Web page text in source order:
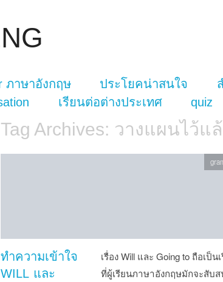
ภาษาอังกฤษ ประโยคน่าสนใจ
เรียนต่อต่างประเทศ quiz
Tag Archives: วางแผนไว้แ
ทำความเข้าใจ
WILL และ
เรื่อง Will และ Going to ถือเป็
ที่ผู้เรียนภาษาอังกฤษมักจะสับส